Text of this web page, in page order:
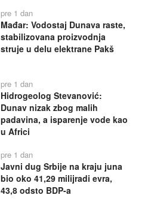
pre 1 dan
Mađar: Vodostaj Dunava raste,
stabilizovana proizvodnja
struje u delu elektrane Pakš
pre 1 dan
Hidrogeolog Stevanović:
Dunav nizak zbog malih
padavina, a isparenje vode kao
u Africi
pre 1 dan
Javni dug Srbije na kraju juna
bio oko 41,29 milijradi evra,
43,8 odsto BDP-a